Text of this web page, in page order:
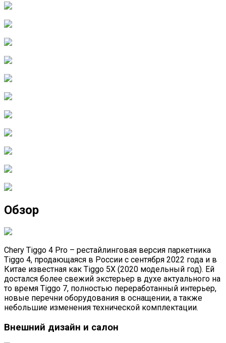
Обзор
Chery Tiggo 4 Pro – рестайлинговая версия паркетника
Tiggo 4, продающаяся в России с сентября 2022 года и в
Китае известная как Tiggo 5X (2020 модельный год). Ей
достался более свежий экстерьер в духе актуального на
то время Tiggo 7, полностью переработанный интерьер,
новые перечни оборудования в оснащении, а также
небольшие изменения технической комплектации.
Внешний дизайн и салон